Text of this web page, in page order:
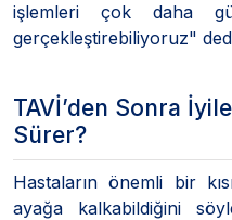
işlemleri çok daha
gerçekleştirebiliyoruz"
TAVİ’den Sonra
Sürer?
Hastaların önemli bir
ayağa kalkabildiğini